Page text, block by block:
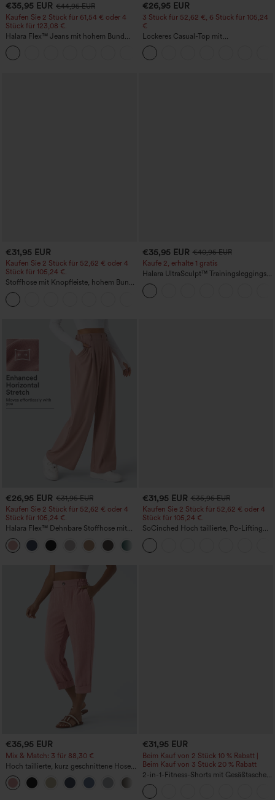
€35,95 EUR €44,95 EUR
Kaufen Sie 2 Stück für 61,54 € oder 4
Stück für 123,08 €.
Halara Flex™ Jeans mit hohem Bund
und Taschen, gewaschener, lässiger
Bootcut
€26,95 EUR
3 Stück für 52,62 €, 6 Stück für 105,24
€
Lockeres Casual-Top mit
Rundhalsausschnitt und
Fledermausärmeln
€31,95 EUR
Kaufen Sie 2 Stück für 52,62 € oder 4
Stück für 105,24 €.
Stoffhose mit Knopfleiste, hohem Bund,
mehreren Taschen und geradem Bein
€35,95 EUR €40,95 EUR
Kaufe 2, erhalte 1 gratis
Halara UltraSculpt™ Trainingsleggings
mit hohem Bund – raffende Push-up-
Po-Form, Bauchkontrolle, Taschen und
formende Passform
€26,95 EUR €31,95 EUR
Kaufen Sie 2 Stück für 52,62 € oder 4
Stück für 105,24 €.
Halara Flex™ Dehnbare Stoffhose mit
hohem Bund, Waffelmuster,
Seitentaschen und weitem Bein
€31,95 EUR €35,95 EUR
Kaufen Sie 2 Stück für 52,62 € oder 4
Stück für 105,24 €.
SoCinched Hoch taillierte, Po-Lifting
7/8-Trainingsleggings mit
Bauchkontrolle und Seitentaschen
€35,95 EUR
Mix & Match: 3 für 88,30 €
Hoch taillierte, kurz geschnittene Hose
mit Reißverschlusstasche in Leinenoptik
€31,95 EUR
Beim Kauf von 2 Stück 10 % Rabatt |
Beim Kauf von 3 Stück 20 % Rabatt
2-in-1-Fitness-Shorts mit Gesäßtasche
und seitlicher versteckter Tasche 6,3 cm